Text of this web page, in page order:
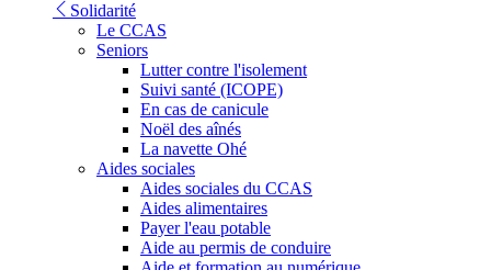
Solidarité
Le CCAS
Seniors
Lutter contre l'isolement
Suivi santé (ICOPE)
En cas de canicule
Noël des aînés
La navette Ohé
Aides sociales
Aides sociales du CCAS
Aides alimentaires
Payer l'eau potable
Aide au permis de conduire